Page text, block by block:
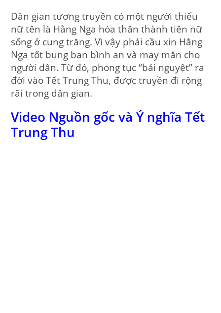
Dân gian tương truyền có một người thiếu
nữ tên là Hằng Nga hóa thân thành tiên nữ
sống ở cung trăng. Vì vậy phải cầu xin Hằng
Nga tốt bụng ban bình an và may mắn cho
người dân. Từ đó, phong tục “bái nguyệt” ra
đời vào Tết Trung Thu, được truyền đi rộng
rãi trong dân gian.
Video Nguồn gốc và Ý nghĩa Tết
Trung Thu